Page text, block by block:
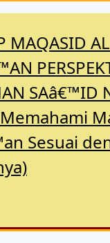
MAQASID
SAâ€™ID
Sesuai